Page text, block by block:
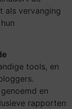
als vervanging
tools, en
en
rapporten